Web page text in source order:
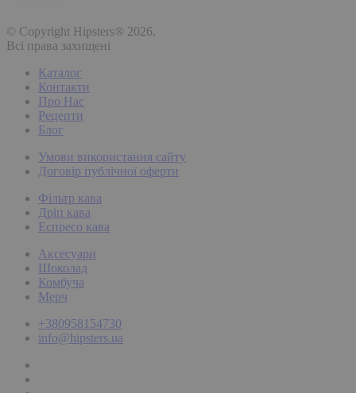
© Copyright Hipsters® 2026.
Всі права захищені
Каталог
Контакти
Про Нас
Рецепти
Блог
Умови використання сайту
Договір публічної оферти
Фільтр кава
Дріп кава
Еспресо кава
Аксесуари
Шоколад
Комбуча
Мерч
+380958154730
info@hipsters.ua